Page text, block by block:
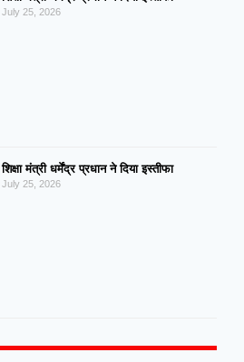
July 25, 2026
शिक्षा मंत्री धर्मेंद्र प्रधान ने दिया इस्तीफा
July 25, 2026